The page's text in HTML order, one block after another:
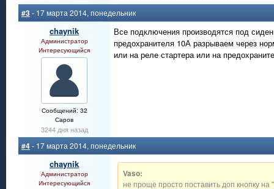
#3- 17 марта 2014, понедельник
chaynik
Администратор
Интересующийся
Сообщений: 32
Саров
3244 дня назад
Все подключения производятся под
предохранителя 10А разрываем через
или на реле стартера или на
#4- 17 марта 2014, понедельник
chaynik
Администратор
Интересующийся
Vaso:
не проще просто поставить доп кнопку